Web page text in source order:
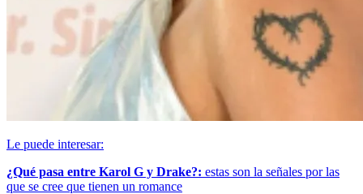
Le puede interesar:
¿Qué pasa entre Karol G y Drake?: estas son la señales por las
que se cree que tienen un romance